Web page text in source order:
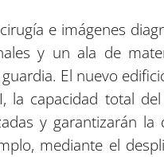
e imágenes
y un ala de
El nuevo
la capacidad total
y garantizarán
mediante el